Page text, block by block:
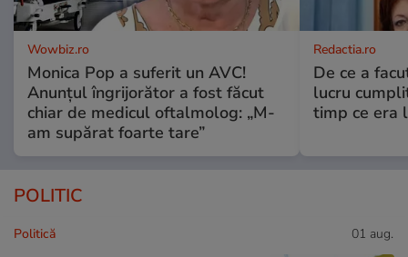
Wowbiz.ro
Monica Pop a suferit un AVC!
Anunțul îngrijorător a fost făcut
chiar de medicul oftalmolog: „M-
am supărat foarte tare”
Redactia.ro
De ce a
lucru
timp ce era
POLITIC
Politică 01 aug.